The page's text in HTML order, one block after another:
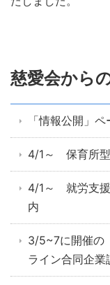
慈愛会から
「情報公開」
4/1～ 保育所型
4/1～ 就労支
内
3/5~7に開催の
ライン合同企業